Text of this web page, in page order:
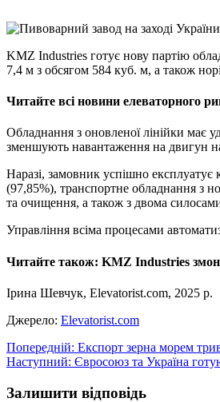
KMZ Industries готує нову партію
7,4 м з обсягом 584 куб. м, а також
Читайте всі новини елеваторного
Обладнання з оновленої лінійки має
зменшують навантаження на двигун
Наразі, замовник успішно
(97,85%), транспортне обладнання з
та очищення, а також з двома
Управління всіма процесами
Читайте також: KMZ Industries
Ірина Шевчук, Elevatorist.com, 2025 р.
Джерело: Elevatorist.com
Навігація
записів
Попередній: Експорт зерна морем
Наступний: Євросоюз та Україна
Залишити відповідь